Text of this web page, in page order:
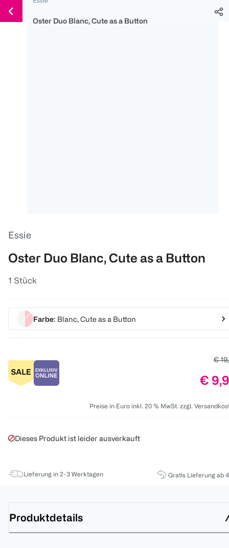
150 Ös
300 Ös
500 Ös
Weiter
zum
Oster Duo Blanc, Cute as a Button
Essie
Oster Duo Blanc, Cute as a Button
1 Stück
Farbe: Blanc, Cute as a Button
€
€
Preise in Euro inkl. 20 % MwSt. zzgl.
Dieses Produkt ist leider ausverkauft
Lieferung in 2-3 Werktagen Gratis Lieferung ab
Produktdetails